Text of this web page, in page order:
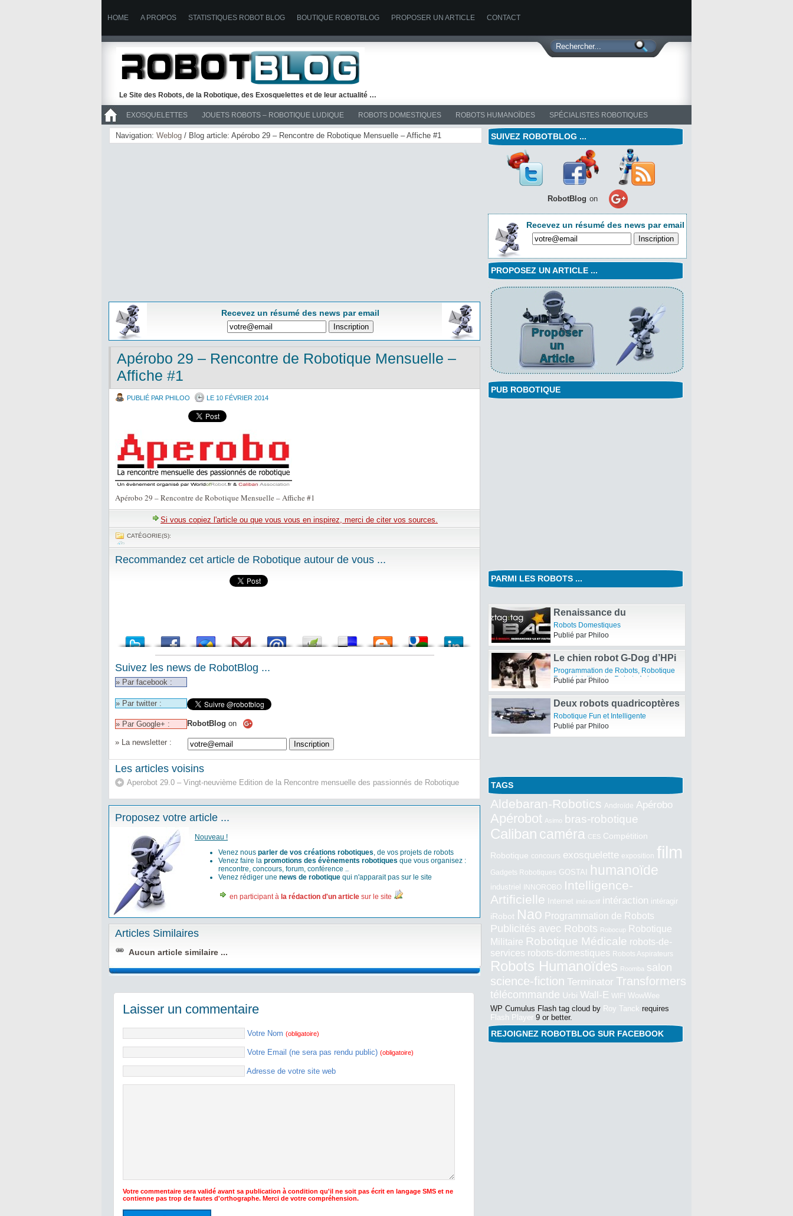
HOME A PROPOS STATISTIQUES ROBOT BLOG BOUTIQUE ROBOTBLOG PROPOSER UN ARTICLE CONTACT
Le Site des Robots, de la Robotique, des Exosquelettes et de leur actualité …
EXOSQUELETTES JOUETS ROBOTS – ROBOTIQUE LUDIQUE ROBOTS DOMESTIQUES ROBOTS HUMANOÏDES SPÉCIALISTES ROBOTIQUES
>> ROBOTS
Navigation: Weblog / Blog article: Apérobo 29 – Rencontre de Robotique Mensuelle – Affiche #1
Recevez un résumé des news par email
Apérobo 29 – Rencontre de Robotique Mensuelle –
Affiche #1
PUBLIÉ PAR PHILOO LE 10 FÉVRIER 2014
Apérobo 29 – Rencontre de Robotique Mensuelle – Affiche #1
Si vous copiez l'article ou que vous vous en inspirez, merci de citer vos sources.
CATÉGORIE(S):
Recommandez cet article de Robotique autour de vous ...
Suivez les news de RobotBlog ...
» Par facebook :
» Par twitter :
» Par Google+ : RobotBlog on
» La newsletter :
Les articles voisins
Aperobot 29.0 – Vingt-neuvième Edition de la Rencontre mensuelle des passionnés de Robotique
Proposez votre article ...
Nouveau !
Venez nous parler de vos créations robotiques, de vos projets de robots
Venez faire la promotions des évènements robotiques que vous organisez :
rencontre, concours, forum, conférence ..
Venez rédiger une news de robotique qui n'apparait pas sur le site
en participant à la rédaction d'un article sur le site
Articles Similaires
Aucun article similaire ...
Laisser un commentaire
Votre Nom (obligatoire)
Votre Email (ne sera pas rendu public) (obligatoire)
Adresse de votre site web
Votre commentaire sera validé avant sa publication à condition qu'il ne soit pas écrit en langage SMS et ne
contienne pas trop de fautes d'orthographe. Merci de votre compréhension.
SUIVEZ ROBOTBLOG ...
RobotBlog on
Recevez un résumé des news par email
PROPOSEZ UN ARTICLE ...
PUB ROBOTIQUE
PARMI LES ROBOTS ...
Films de Robots
Publié par Philoo
Renaissance du
Nabaztag:tag le 24
décembre 2011 à minuit
Robots Domestiques
Publié par Philoo
Le chien robot G-Dog d’HPi
Programmation de Robots,Robotique
Robots Animaux -
Biomimétisme
Publié par Philoo
Deux robots quadricoptères
TAGS
Aldebaran-Robotics Androïde Apérobo
Apérobot Asimo bras-robotique
Caliban caméra CES Compétition
Robotique concours exosquelette exposition film
Gadgets Robotiques GOSTAI humanoïde
industriel INNOROBO Intelligence-
Artificielle
Internet intéractif intéraction intéragir
iRobot Nao Programmation de Robots
Publicités avec Robots Robocup
Robotique
Militaire Robotique Médicale robots-de-
services robots-domestiques Robots Aspirateurs
Robots Humanoïdes Roomba salon
science-fiction Terminator Transformers
télécommande Urbi Wall-E WIFI WowWee
WP Cumulus Flash tag cloud by Roy Tanck requires
Flash Player 9 or better.
REJOIGNEZ ROBOTBLOG SUR FACEBOOK